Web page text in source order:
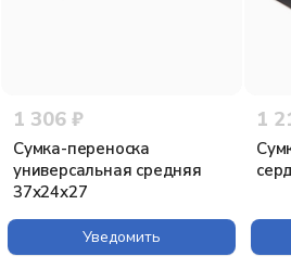
1 306 ₽
Сумка-переноска
универсальная средняя
37х24х27
Уведомить
1